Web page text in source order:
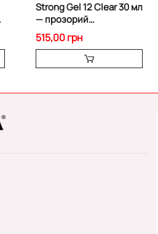
Strong Gel 12 Clear 30 мл
— прозорий
скульптурний гель
515,00 грн